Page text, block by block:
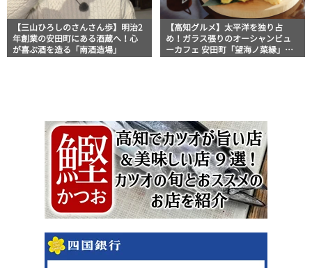
【三山ひろしのさんさん歩】明治2
年創業の安田町にある酒蔵へ！心
が喜ぶ酒を造る「南酒造場」
【高知グルメ】太平洋を独り占
め！ガラス張りのオーシャンビュ
ーカフェ 安田町「望海ノ菜縁」ほ